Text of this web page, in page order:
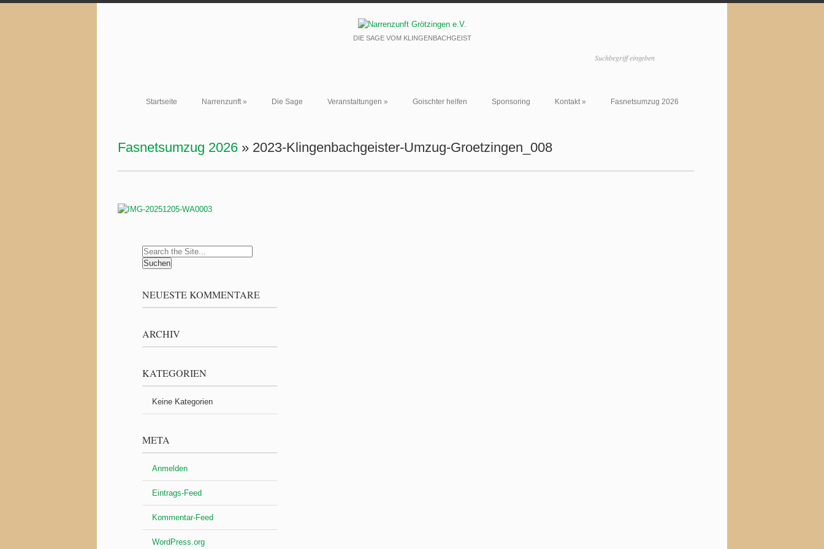
DIE SAGE VOM KLINGENBACHGEIST
Startseite Narrenzunft» Die Sage Veranstaltungen » Goischter helfen Sponsoring Kontakt» Fasnetsumzug 2026
Fasnetsumzug 2026 » 2023-Klingenbachgeister-Umzug-Groetzingen_008
Search
for:
NEUESTE KOMMENTARE
ARCHIV
KATEGORIEN
Keine Kategorien
META
Anmelden
Eintrags-Feed
Kommentar-Feed
WordPress.org